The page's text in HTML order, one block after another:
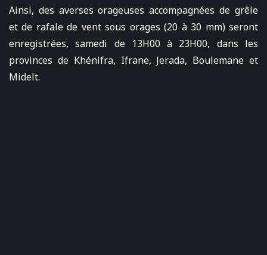
Ainsi, des averses orageuses accompagnées de grêle
et de rafale de vent sous orages (20 à 30 mm) seront
enregistrées, samedi de 13H00 à 23H00, dans les
provinces de Khénifra, Ifrane, Jerada, Boulemane et
Midelt.